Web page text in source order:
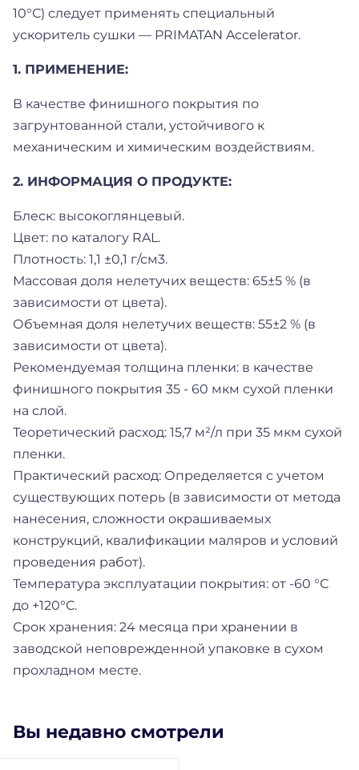
10°С) следует применять специальный
ускоритель сушки — PRIMATAN Accelerator.
1. ПРИМЕНЕНИЕ:
В качестве финишного покрытия по
загрунтованной стали, устойчивого к
механическим и химическим воздействиям.
2. ИНФОРМАЦИЯ О ПРОДУКТЕ:
Блеск: высокоглянцевый.
Цвет: по каталогу RAL.
Плотность: 1,1 ±0,1 г/см3.
Массовая доля нелетучих веществ: 65±5 % (в
зависимости от цвета).
Объемная доля нелетучих веществ: 55±2 % (в
зависимости от цвета).
Рекомендуемая толщина пленки: в качестве
финишного покрытия 35 - 60 мкм сухой пленки
на слой.
Теоретический расход: 15,7 м²/л при 35 мкм сухой
пленки.
Практический расход: Определяется с учетом
существующих потерь (в зависимости от метода
нанесения, сложности окрашиваемых
конструкций, квалификации маляров и условий
проведения работ).
Температура эксплуатации покрытия: от -60 °С
до +120°С.
Срок хранения: 24 месяца при хранении в
заводской неповрежденной упаковке в сухом
прохладном месте.
Вы недавно смотрели